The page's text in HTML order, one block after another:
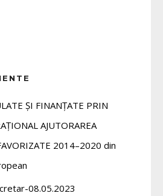
ȘI FINANȚATE PRIN
AJUTORAREA
2014–2020 din
08.05.2023